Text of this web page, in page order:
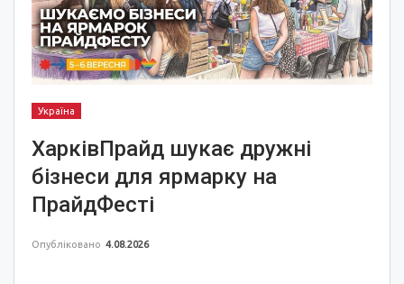
Україна
ХарківПрайд шукає дружні
бізнеси для ярмарку на
ПрайдФесті
Опубліковано 4.08.2026